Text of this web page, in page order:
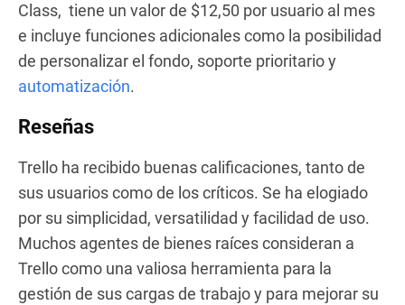
Class, tiene un valor de $12,50 por usuario al mes
e incluye funciones adicionales como la posibilidad
de personalizar el fondo, soporte prioritario y
automatización.
Reseñas
Trello ha recibido buenas calificaciones, tanto de
sus usuarios como de los críticos. Se ha elogiado
por su simplicidad, versatilidad y facilidad de uso.
Muchos agentes de bienes raíces consideran a
Trello como una valiosa herramienta para la
gestión de sus cargas de trabajo y para mejorar su